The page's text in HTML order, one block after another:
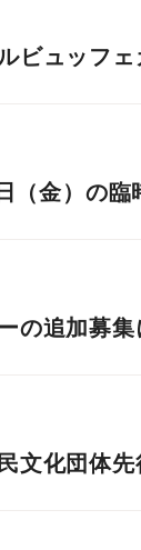
ビュッフ
（金）の臨
の追加募
文化団体